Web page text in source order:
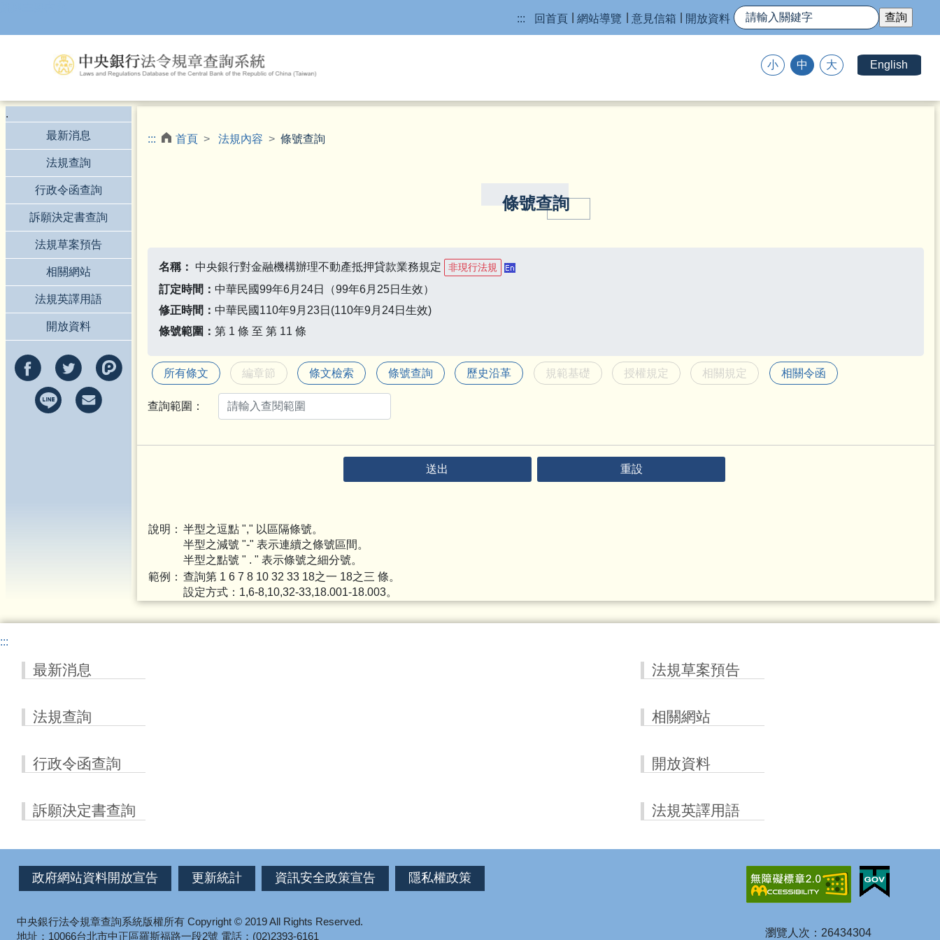
:::
回首頁 網站導覽 意見信箱 開放資料
小 中 大 English
.
最新消息
法規查詢
行政令函查詢
訴願決定書查詢
法規草案預告
相關網站
法規英譯用語
開放資料
::: 首頁 法規內容 條號查詢
條號查詢
名稱： 中央銀行對金融機構辦理不動產抵押貸款業務規定 非現行法規
訂定時間： 中華民國99年6月24日（99年6月25日生效）
修正時間： 中華民國110年9月23日(110年9月24日生效)
條號範圍：第 1 條 至 第 11 條
所有條文 編章節 條文檢索 條號查詢 歷史沿革 規範基礎 授權規定 相關規定 相關令函
查詢範圍：
送出 重設
說明： 半型之逗點 "," 以區隔條號。
半型之減號 "-" 表示連續之條號區間。
半型之點號 " . " 表示條號之細分號。
範例： 查詢第 1 6 7 8 10 32 33 18之一 18之三 條。
設定方式：1,6-8,10,32-33,18.001-18.003。
:::
最新消息 法規草案預告
法規查詢 相關網站
行政令函查詢 開放資料
訴願決定書查詢 法規英譯用語
政府網站資料開放宣告 更新統計 資訊安全政策宣告 隱私權政策
中央銀行法令規章查詢系統版權所有Copyright © 2019 All Rights Reserved.
地址：10066台北市中正區羅斯福路一段2號 電話：(02)2393-6161 瀏覽人次：26434304